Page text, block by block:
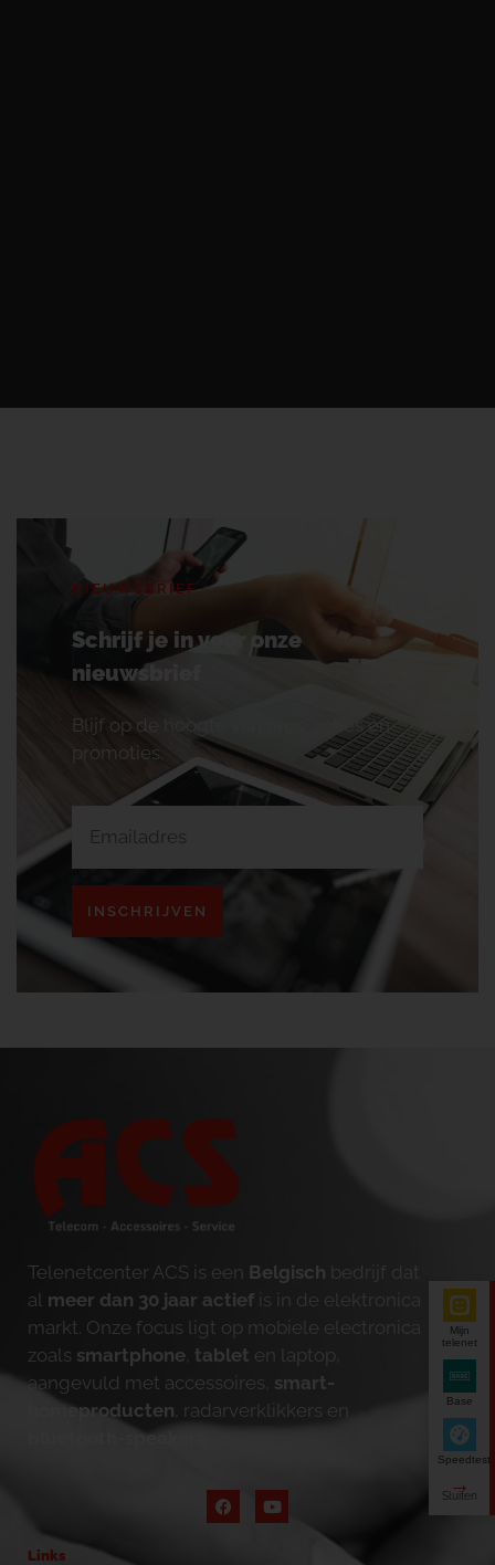
NIEUWSBRIEF
Schrijf je in voor onze
nieuwsbrief
Blijf op de hoogte van onze acties en
promoties.
INSCHRIJVEN
Telenetcenter ACS is een Belgisch bedrijf dat
al meer dan 30 jaar actief is in de elektronica
markt. Onze focus ligt op mobiele electronica
zoals smartphone tablet en laptop,
aangevuld met accessoires, smart-
homeproducten , radarverklikkers en
bluetooth-speakers
Links
Mijn
telenet
Base
Speedtest